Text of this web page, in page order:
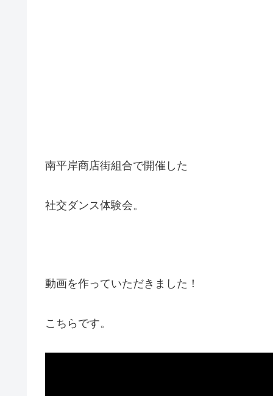
南平岸商店街組合で開催した
社交ダンス体験会。
動画を作っていただきました！
こちらです。